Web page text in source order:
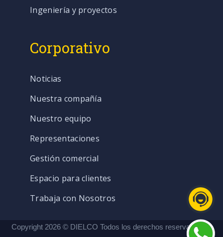
Ingeniería y proyectos
Corporativo
Noticias
Nuestra compañía
Nuestro equipo
Representaciones
Gestión comercial
Espacio para clientes
Trabaja con Nosotros
Copyright 2026 © DIELCO Todos los derechos reservados. |